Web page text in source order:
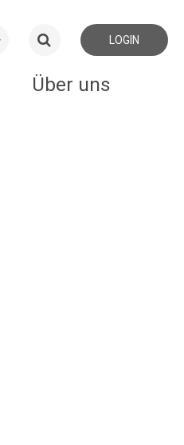
LOGIN
Über uns